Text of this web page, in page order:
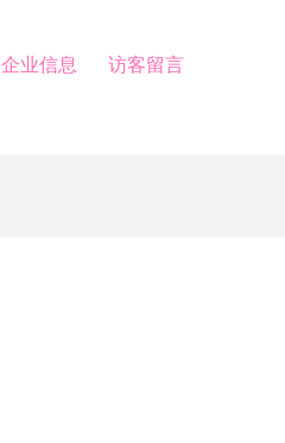
企业信息 访客留言